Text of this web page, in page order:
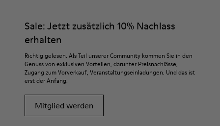
Sale: Jetzt zusätzlich 10% Nachlass
erhalten
Richtig gelesen. Als Teil unserer Community kommen Sie in den
Genuss von exklusiven Vorteilen, darunter Preisnachlässe,
Zugang zum Vorverkauf, Veranstaltungseinladungen. Und das ist
erst der Anfang.
Mitglied werden